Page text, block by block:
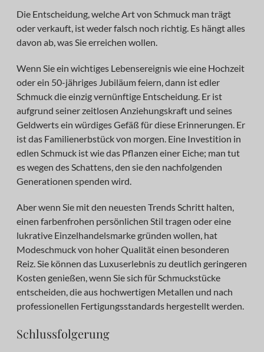
Die Entscheidung, welche Art von Schmuck man trägt
oder verkauft, ist weder falsch noch richtig. Es hängt alles
davon ab, was Sie erreichen wollen.
Wenn Sie ein wichtiges Lebensereignis wie eine Hochzeit
oder ein 50-jähriges Jubiläum feiern, dann ist edler
Schmuck die einzig vernünftige Entscheidung. Er ist
aufgrund seiner zeitlosen Anziehungskraft und seines
Geldwerts ein würdiges Gefäß für diese Erinnerungen. Er
ist das Familienerbstück von morgen. Eine Investition in
edlen Schmuck ist wie das Pflanzen einer Eiche; man tut
es wegen des Schattens, den sie den nachfolgenden
Generationen spenden wird.
Aber wenn Sie mit den neuesten Trends Schritt halten,
einen farbenfrohen persönlichen Stil tragen oder eine
lukrative Einzelhandelsmarke gründen wollen, hat
Modeschmuck von hoher Qualität einen besonderen
Reiz. Sie können das Luxuserlebnis zu deutlich geringeren
Kosten genießen, wenn Sie sich für Schmuckstücke
entscheiden, die aus hochwertigen Metallen und nach
professionellen Fertigungsstandards hergestellt werden.
Schlussfolgerung